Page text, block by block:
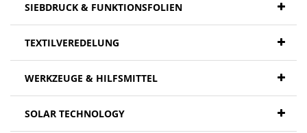
SIEBDRUCK & FUNKTIONSFOLIEN
TEXTILVEREDELUNG
WERKZEUGE & HILFSMITTEL
SOLAR TECHNOLOGY